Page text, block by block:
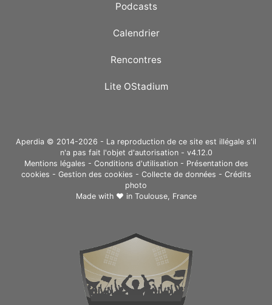
Podcasts
Calendrier
Rencontres
Lite OStadium
Aperdia © 2014-2026 - La reproduction de ce site est illégale s'il
n'a pas fait l'objet d'autorisation - v4.12.0
Mentions légales - Conditions d'utilisation- Présentation des
cookies - Gestion des cookies - Collecte de données - Crédits
photo
Made with ❤ in Toulouse, France